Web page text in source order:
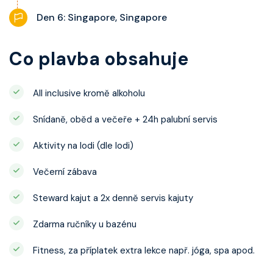
Den 6: Singapore, Singapore
Co plavba obsahuje
All inclusive kromě alkoholu
Snídaně, oběd a večeře + 24h palubní servis
Aktivity na lodi (dle lodi)
Večerní zábava
Steward kajut a 2x denně servis kajuty
Zdarma ručníky u bazénu
Fitness, za příplatek extra lekce např. jóga, spa apod.